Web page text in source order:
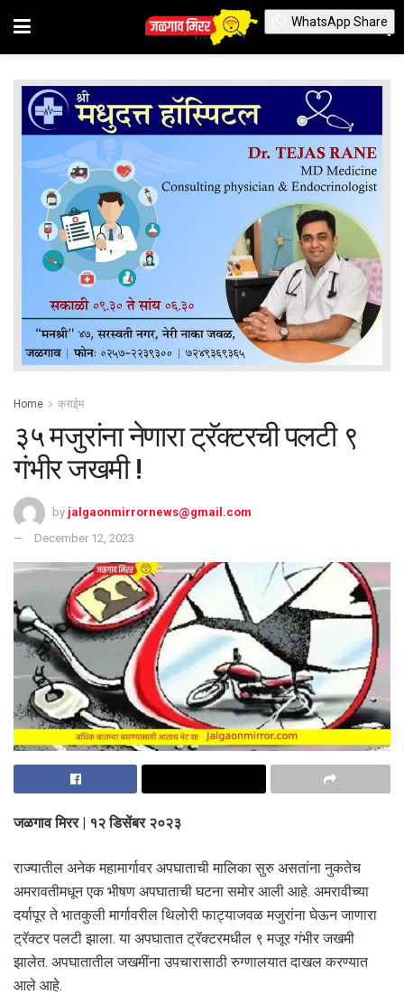
Home क्राईम
३५ मजुरांना नेणारा ट्रॅक्टरची पलटी ९
गंभीर जखमी !
by jalgaonmirrornews@gmail.com
December 12, 2023
जळगाव मिरर | १२ डिसेंबर २०२३
राज्यातील अनेक महामार्गावर अपघाताची मालिका सुरु असतांना नुकतेच
अमरावतीमधून एक भीषण अपघाताची घटना समोर आली आहे. अमरावीच्या
दर्यापूर ते भातकुली मार्गावरील थिलोरी फाट्याजवळ मजुरांना घेऊन जाणारा
ट्रॅक्टर पलटी झाला. या अपघातात ट्रॅक्टरमधील ९ मजूर गंभीर जखमी
झालेत. अपघातातील जखमींना उपचारासाठी रुग्णालयात दाखल करण्यात
आले आहे.
WhatsApp Share